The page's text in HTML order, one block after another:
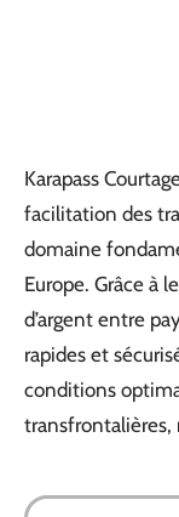
Karapass
facilitation des
domaine
Europe. Grâce à
d’argent entre
rapides et
conditions
transfrontalières,